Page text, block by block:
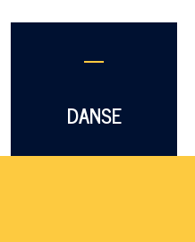
—
DANSE